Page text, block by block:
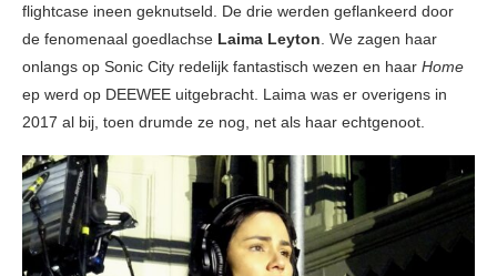
flightcase ineen geknutseld. De drie werden geflankeerd door
de fenomenaal goedlachse Laima Leyton . We zagen haar
onlangs op Sonic City redelijk fantastisch wezen en haar Home
ep werd op DEEWEE uitgebracht. Laima was er overigens in
2017 al bij, toen drumde ze nog, net als haar echtgenoot.